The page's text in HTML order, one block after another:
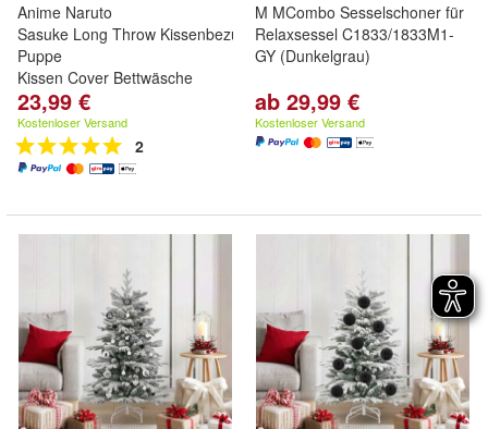
Anime Naruto
Sasuke Long Throw Kissenbezug Doppelseitig
Puppe
Kissen Cover Bettwäsche
23,99 €
Kostenloser Versand
2
M MCombo Sesselschoner für
Relaxsessel C1833/1833M1-
GY (Dunkelgrau)
ab 29,99 €
Kostenloser Versand